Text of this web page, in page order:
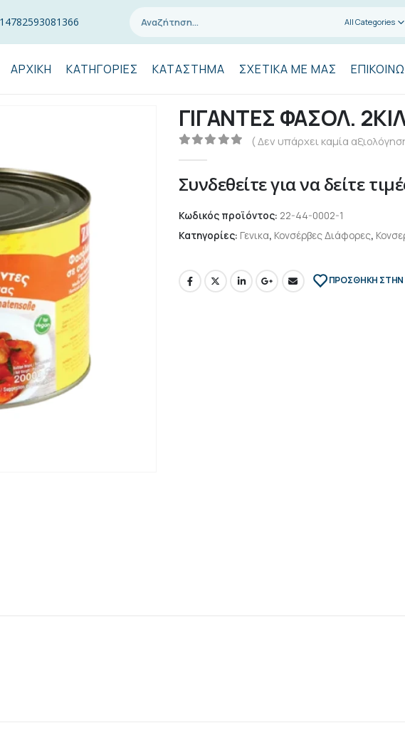
2593081366 All Categories
ΑΡΧΙΚΉ ΚΑΤΗΓΟΡΊΕΣ ΚΑΤΆΣΤΗΜΑ ΣΧΕΤΙΚΆ ΜΕ ΜΑΣ
ΓΙΓΑΝΤΕΣ ΦΑΣΟΛ.
( Δεν υπάρχει καμία
Συνδεθείτε για να δείτε
Κωδικός προϊόντος: 22-44-0002-1
Κατηγορίες: Γενικα, Κονσέρβες Διάφορες,
ΠΡΌΣΘΉΚΗ ΣΤΗΝ